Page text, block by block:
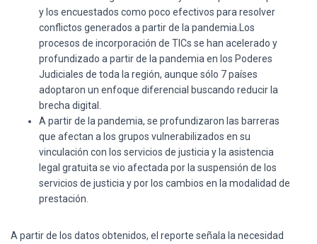
y los encuestados como poco efectivos para resolver
conflictos generados a partir de la pandemia.Los
procesos de incorporación de TICs se han acelerado y
profundizado a partir de la pandemia en los Poderes
Judiciales de toda la región, aunque sólo 7 países
adoptaron un enfoque diferencial buscando reducir la
brecha digital.
A partir de la pandemia, se profundizaron las barreras
que afectan a los grupos vulnerabilizados en su
vinculación con los servicios de justicia y la asistencia
legal gratuita se vio afectada por la suspensión de los
servicios de justicia y por los cambios en la modalidad de
prestación.
A partir de los datos obtenidos, el reporte señala la necesidad